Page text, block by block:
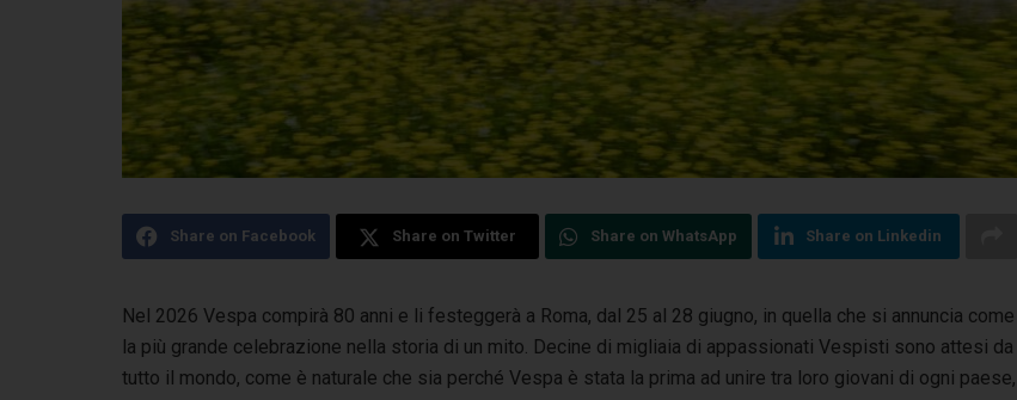
Share on Facebook Share on Twitter Share on WhatsApp Share on Linkedin
Nel 2026 Vespa compirà 80 anni e li festeggerà a Roma, dal 25 al 28 giugno, in quella che si annuncia come
la più grande celebrazione nella storia di un mito. Decine di migliaia di appassionati Vespisti sono attesi da
tutto il mondo, come è naturale che sia perché Vespa è stata la prima ad unire tra loro giovani di ogni paese,